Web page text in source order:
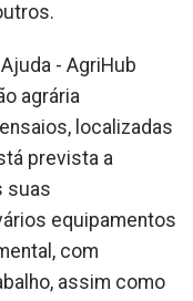
- AgriHub
agrária
localizadas
prevista a
suas
equipamentos
com
assim como